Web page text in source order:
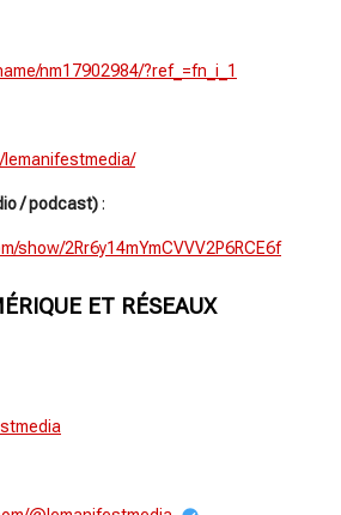
nm17902984/?ref_=fn_i_1
/ podcast):
show/2Rr6y14mYmCVVV2P6RCE6f
ET RÉSEAUX